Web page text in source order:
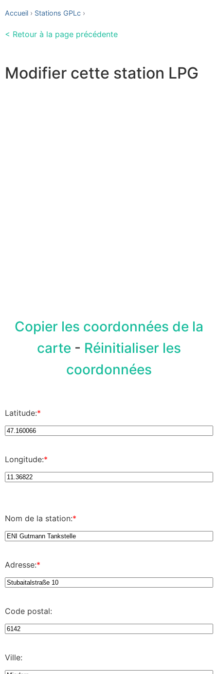
Accueil Stations GPLc
< Retour à la page précédente
Modifier cette station LPG
Copier les coordonnées de la
carte - Réinitialiser les
coordonnées
Latitude:*
Longitude:*
Nom de la station:*
Adresse:*
Code postal:
Ville: